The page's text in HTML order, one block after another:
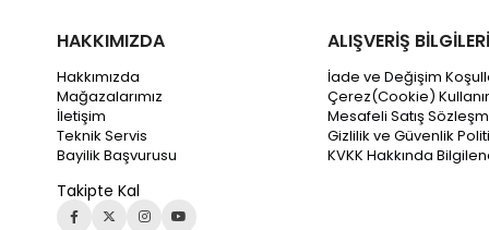
HAKKIMIZDA
Hakkımızda
Mağazalarımız
İletişim
Teknik Servis
Bayilik Başvurusu
Takipte Kal
ALIŞVERİŞ BİLGİLERİ
İade ve Değişim
Çerez(Cookie)
Mesafeli Satış
Gizlilik ve Güvenlik
KVKK Hakkında